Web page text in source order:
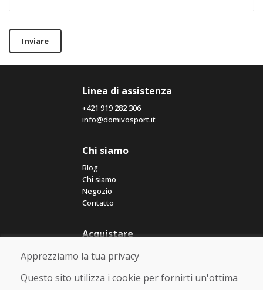
Inviare
Linea di assistenza
+421 919 282 306
info@domivosport.it
Chi siamo
Blog
Chi siamo
Negozio
Contatto
Acquistare
Negozio online
Termini e condizioni commerciali
Spedizione e pagamento
Apprezziamo la tua privacy
Questo sito utilizza i cookie per fornirti un'ottima